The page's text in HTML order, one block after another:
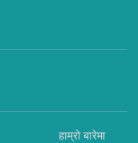
हाम्रो बारेमा